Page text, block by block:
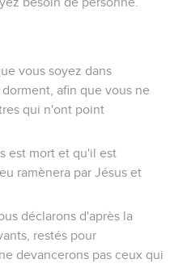
et le corps, soit conservé
et c'est lui qui le fera.
baiser.
que cette lettre soit
Jésus Christ soit avec